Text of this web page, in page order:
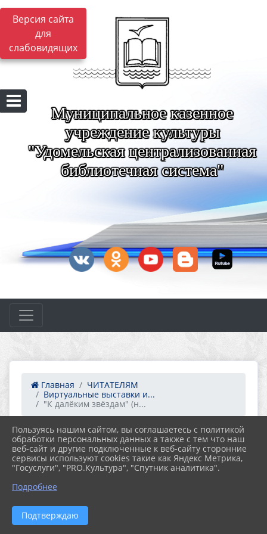
Версия сайта
для
слабовидящих
Муниципальное казенное
учреждение культуры
"Удомельская централизованная
библиотечная система"
Главная
ЧИТАТЕЛЯМ
Виртуальные выставки и...
"К далёким звёздам" (н...
06.09.2021 11:38 31
"К ДАЛЁКИМ ЗВЁЗДАМ" (НАУЧНО-
ПОПУЛЯРНЫЕ КНИГИ ДЛЯ ДЕТЕЙ)
Пользуясь нашим сайтом, вы соглашаетесь с политикой
обработки персональных данных а также с тем что наш
веб-сайт и другие подключенные к веб-сайту сторонние
сервисы используют cookies такие как Яндекс Метрика,
"Госуслуги", "PRO.Культура", "Спутник аналитика".
Подробнее
Подтверждаю